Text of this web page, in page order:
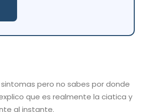
pero no sabes por donde
que es realmente la ciatica y
al instante.